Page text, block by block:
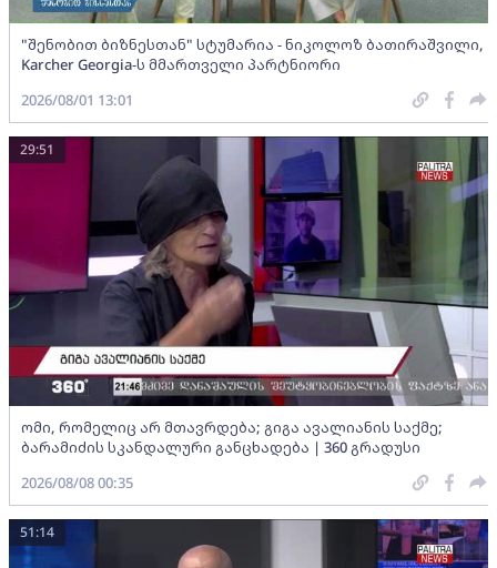
"შენობით ბიზნესთან" სტუმარია - ნიკოლოზ ბათირაშვილი,
Karcher Georgia-ს მმართველი პარტნიორი
2026/08/01 13:01
ომი, რომელიც არ მთავრდება; გიგა ავალიანის საქმე;
ბარამიძის სკანდალური განცხადება | 360 გრადუსი
29:51
2026/08/08 00:35
51:14